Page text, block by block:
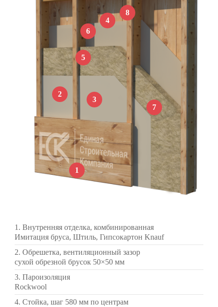
1
2
3
4
5
6
7
8
1. Внутренняя отделка, комбинированная
Имитация бруса, Штиль, Гипсокартон Knauf
2. Обрешетка, вентиляционный зазор
сухой обрезной брусок 50×50 мм
3. Пароизоляция
Rockwool
4. Стойка, шаг 580 мм по центрам